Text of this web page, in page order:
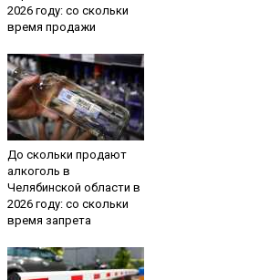
2026 году: со скольки
время продажи
До скольки продают
алкоголь в
Челябинской области в
2026 году: со скольки
время запрета